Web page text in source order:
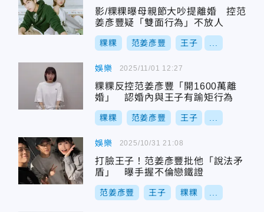
影/粿粿曝母親節大吵提離婚 控范
姜彥豐疑「雙面行為」不放人
粿粿 范姜彥豐 王子
娛樂
粿粿反控范姜彥豐「開1600萬離
婚」 認婚內與王子有踰矩行為
粿粿 范姜彥豐 王子
2025/11/01 12:27
娛樂
打臉王子！范姜彥豐批他「說法矛
盾」 曝手握不倫戀鐵證
范姜彥豐 王子 粿粿
2025/10/31 21:08